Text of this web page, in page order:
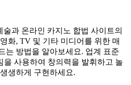
과 온라인 카지노 합법 사이트의
화, TV 및 기타 미디어를 위한 매
는 방법을 알아보세요. 업계 표준
을 사용하여 창의력을 발휘하고 놀
생하게 구현하세요.